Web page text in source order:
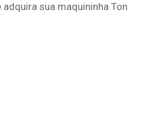
sua maquininha Ton